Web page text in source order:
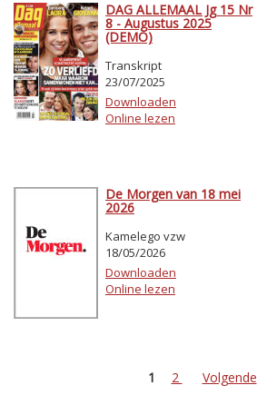
DAG ALLEMAAL Jg 15 Nr
8 - Augustus 2025
(DEMO)
Transkript
23/07/2025
Downloaden
Online lezen
De Morgen van 18 mei
2026
Kamelego vzw
18/05/2026
Downloaden
Online lezen
1 2 Volgende